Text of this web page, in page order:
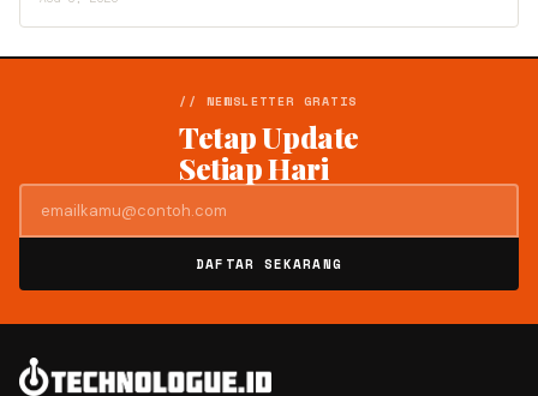
// NEWSLETTER GRATIS
Tetap Update
Setiap Hari
DAFTAR SEKARANG